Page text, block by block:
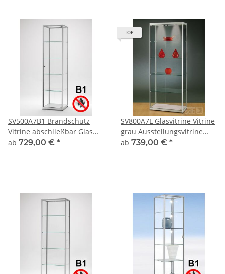
SV500A7B1 Brandschutz
Vitrine abschließbar Glas
Alu Silber
ab 729,00 € *
TOP
SV800A7L Glasvitrine Vitrine
grau Ausstellungsvitrine
Präsentationsvitrine Alu
ab 739,00 € *